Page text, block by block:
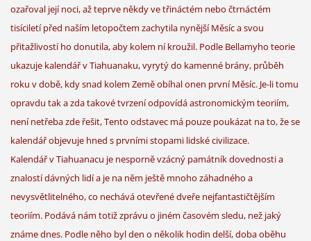
ozařoval její noci, až teprve někdy ve třináctém nebo čtrnáctém
tisíciletí před naším letopočtem zachytila nynější Měsíc a svou
přitažlivostí ho donutila, aby kolem ní kroužil. Podle Bellamyho teorie
ukazuje kalendář v Tiahuanaku, vyrytý do kamenné brány, průběh
roku v době, kdy snad kolem Země obíhal onen první Měsíc. Je-li tomu
opravdu tak a zda takové tvrzení odpovídá astronomickým teoriím,
není netřeba zde řešit, Tento odstavec má pouze poukázat na to, že se
kalendář objevuje hned s prvními stopami lidské civilizace.
Kalendář v Tiahuanacu je nesporně vzácný památník dovednosti a
znalostí dávných lidí a je na něm ještě mnoho záhadného a
nevysvětlitelného, co nechává otevřené dveře nejfantastičtějším
teoriím. Podává nám totiž zprávu o jiném časovém sledu, než jaký
známe dnes. Podle něho byl den o několik hodin delší, doba oběhu